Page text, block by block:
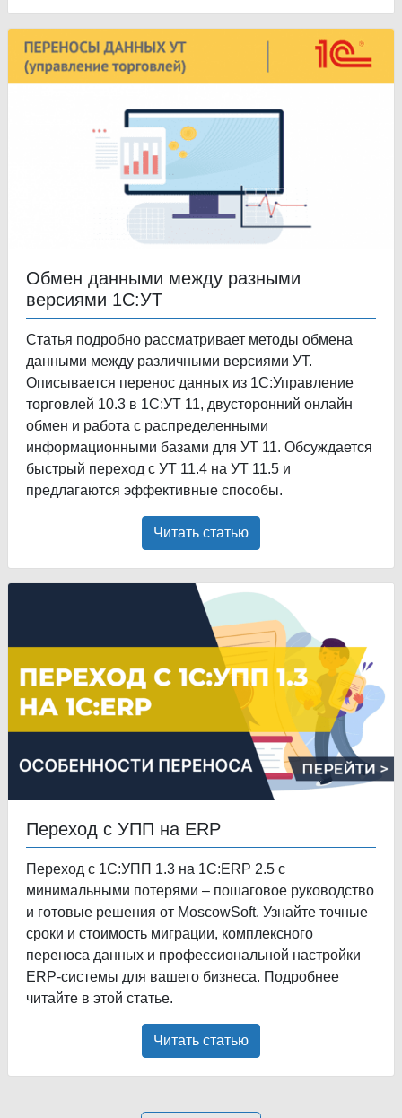
Обмен данными между разными
версиями 1С:УТ
Статья подробно рассматривает методы обмена
данными между различными версиями УТ.
Описывается перенос данных из 1С:Управление
торговлей 10.3 в 1С:УТ 11, двусторонний онлайн
обмен и работа с распределенными
информационными базами для УТ 11. Обсуждается
быстрый переход с УТ 11.4 на УТ 11.5 и
предлагаются эффективные способы.
Читать статью
Переход с УПП на ERP
Переход с 1С:УПП 1.3 на 1С:ERP 2.5 с
минимальными потерями – пошаговое руководство
и готовые решения от MoscowSoft. Узнайте точные
сроки и стоимость миграции, комплексного
переноса данных и профессиональной настройки
ERP-системы для вашего бизнеса. Подробнее
читайте в этой статье.
Читать статью